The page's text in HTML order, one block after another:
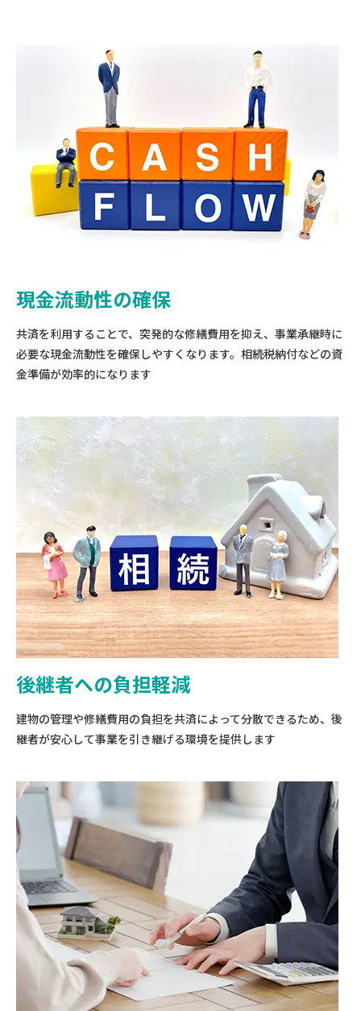
現金流動性の確保
共済を利用することで、突発的な修繕費用を抑え、事業承継時に
必要な現金流動性を確保しやすくなります。相続税納付などの資
金準備が効率的になります
後継者への負担軽減
建物の管理や修繕費用の負担を共済によって分散できるため、後
継者が安心して事業を引き継げる環境を提供します